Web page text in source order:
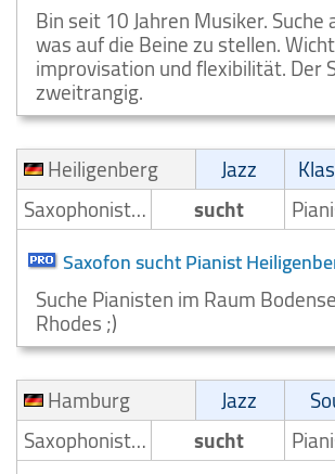
Bin seit 10 Jahren Musiker. Suche
was auf die Beine zu stellen.
improvisation und flexibilität. Der
zweitrangig.
Heiligenberg
Jazz
Saxophonist/Saxophonspieler
sucht
Saxofon sucht Pianist
Suche Pianisten im Raum
Rhodes ;)
Hamburg
Jazz
Saxophonist/Saxophonspieler
sucht